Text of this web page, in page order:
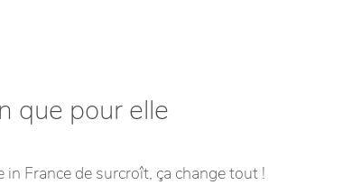
que pour elle
France de surcroît, ça change tout !